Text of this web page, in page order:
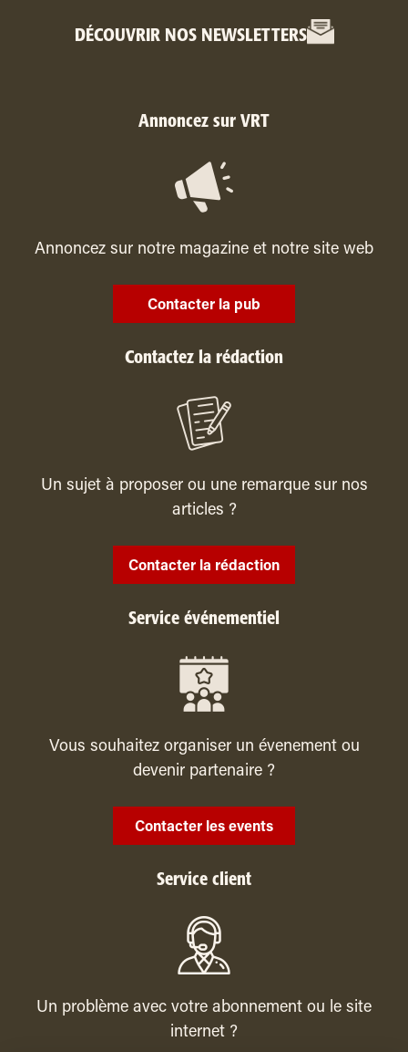
DÉCOUVRIR NOS NEWSLETTERS
Annoncez sur VRT
Annoncez sur notre magazine et notre site web
Contacter la pub
Contactez la rédaction
Un sujet à proposer ou une remarque sur nos
articles ?
Contacter la rédaction
Service événementiel
Vous souhaitez organiser un évenement ou
devenir partenaire ?
Contacter les events
Service client
Un problème avec votre abonnement ou le site
internet ?